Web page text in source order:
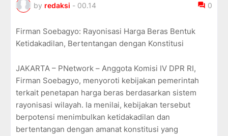
by redaksi - 00.14 0
Firman Soebagyo: Rayonisasi Harga Beras Bentuk
Ketidakadilan, Bertentangan dengan Konstitusi
JAKARTA – PNetwork – Anggota Komisi IV DPR RI,
Firman Soebagyo, menyoroti kebijakan pemerintah
terkait penetapan harga beras berdasarkan sistem
rayonisasi wilayah. Ia menilai, kebijakan tersebut
berpotensi menimbulkan ketidakadilan dan
bertentangan dengan amanat konstitusi yang